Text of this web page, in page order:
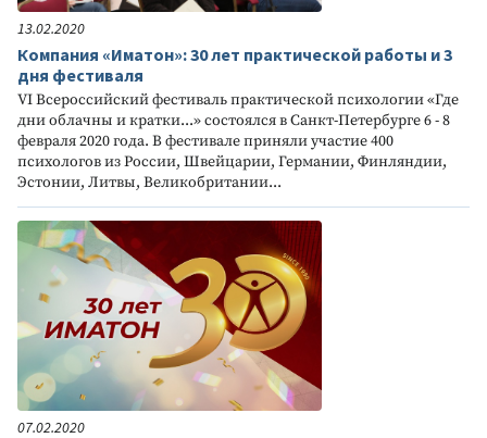
13.02.2020
Компания «Иматон»: 30 лет практической работы и 3
дня фестиваля
VI Всероссийский фестиваль практической психологии «Где
дни облачны и кратки...» состоялся в Санкт-Петербурге 6 - 8
февраля 2020 года. В фестивале приняли участие 400
психологов из России, Швейцарии, Германии, Финляндии,
Эстонии, Литвы, Великобритании...
07.02.2020